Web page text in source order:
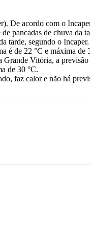
De acordo com o
pancadas de chuva da
tarde, segundo o
é de 22 °C e máxima de
Vitória, a previsão
de 30 °C.
faz calor e não há